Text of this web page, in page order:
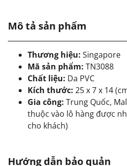
Mô tả sản phẩm
Thương hiệu: Singapore
Mã sản phẩm: TN3088
Chất liệu: Da PVC
Kích thước: 25 x 7 x 14
Gia công: Trung Quốc,
thuộc vào lô hàng được
cho khách)
Hướng dẫn bảo quản